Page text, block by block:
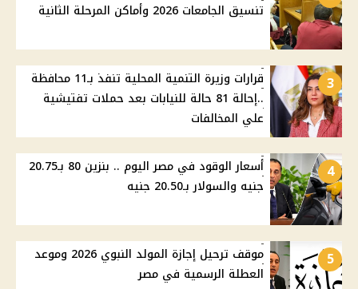
تنسيق الجامعات 2026 وأماكن المرحلة الثانية
3
قرارات وزيرة التنمية المحلية تنفذ بـ11 محافظة
..إحالة 81 حالة للنيابات بعد حملات تفتيشية
علي المخالفات
4
أسعار الوقود في مصر اليوم .. بنزين 80 بـ20.75
جنيه والسولار بـ20.50 جنيه
5
موقف ترحيل إجازة المولد النبوي 2026 وموعد
العطلة الرسمية في مصر